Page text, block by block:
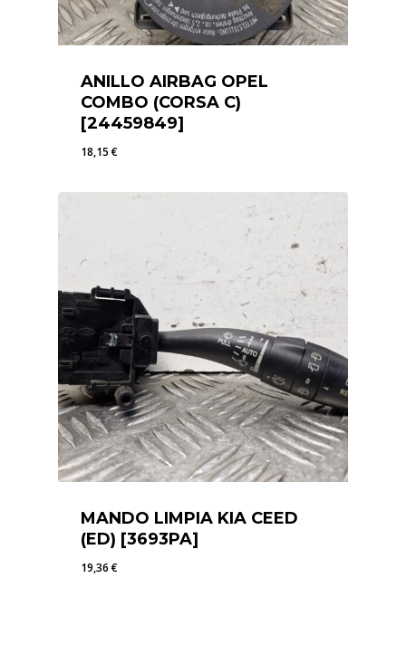
ANILLO AIRBAG OPEL
COMBO (CORSA C)
[24459849]
18,15€
MANDO LIMPIA KIA CEED
(ED) [3693PA]
19,36€